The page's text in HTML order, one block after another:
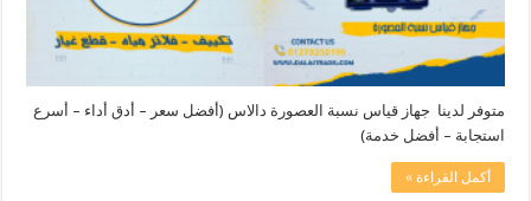
متوفر لدينا جهاز قياس نسبة العصورة دالاس (أفضل سعر – أدق أداء – أسرع
استجابة – أفضل خدمة)
أكمل القراءة »